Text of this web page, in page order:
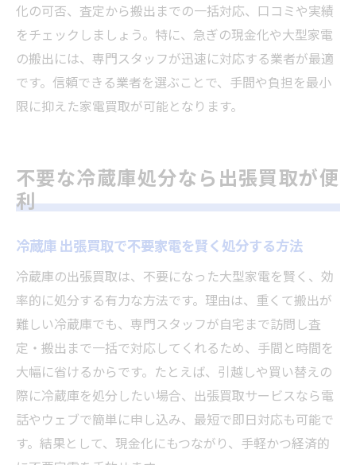
化の可否、査定から搬出までの一括対応、口コミや実績
をチェックしましょう。特に、急ぎの現金化や大型家電
の搬出には、専門スタッフが迅速に対応する業者が最適
です。信頼できる業者を選ぶことで、手間や負担を最小
限に抑えた家電買取が可能となります。
不要な冷蔵庫処分なら出張買取が便
利
冷蔵庫 出張買取で不要家電を賢く処分する方法
冷蔵庫の出張買取は、不要になった大型家電を賢く、効
率的に処分する有力な方法です。理由は、重くて搬出が
難しい冷蔵庫でも、専門スタッフが自宅まで訪問し査
定・搬出まで一括で対応してくれるため、手間と時間を
大幅に省けるからです。たとえば、引越しや買い替えの
際に冷蔵庫を処分したい場合、出張買取サービスなら電
話やウェブで簡単に申し込み、最短で即日対応も可能で
す。結果として、現金化にもつながり、手軽かつ経済的